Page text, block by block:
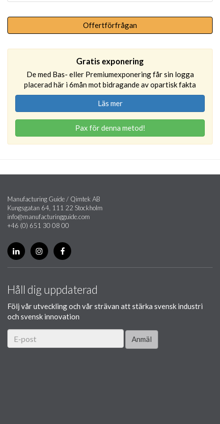
Offertförfrågan
Gratis exponering
De med Bas- eller Premiumexponering får sin logga
placerad här i 6mån mot bidragande av opartisk fakta
Läs mer
Pax för denna metod!
Manufacturing Guide / Qimtek AB
Kungsgatan 64, 111 22 Stockholm
info@manufacturingguide.com
+46 (0) 651 30 08 00
Håll dig uppdaterad
Följ vår utveckling och vår strävan att stärka svensk industri
och svensk innovation
Anmäl